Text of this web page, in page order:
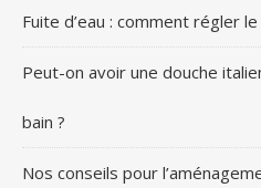
Fuite d’eau : comment régler
Peut-on avoir une douche
bain ?
Nos conseils pour